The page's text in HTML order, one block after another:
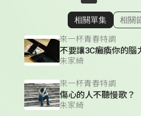
顯示相
相關單集 相關
來一杯青春特調
不要讓3C癱瘓你的腦
朱家綺
來一杯青春特調
傷心的人不聽慢歌？
朱家綺